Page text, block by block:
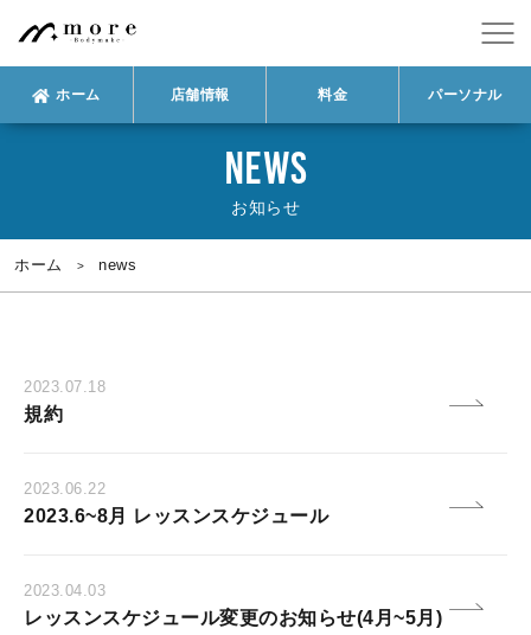
ホーム 店舗情報 料金 パーソナル
NEWS
お知らせ
ホーム news
2023.07.18
規約
2023.06.22
2023.6~8月 レッスンスケジュール
2023.04.03
レッスンスケジュール変更のお知らせ(4月~5月)